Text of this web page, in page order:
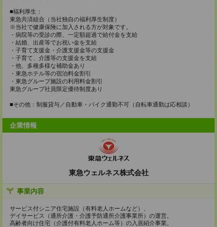
■福利厚生：
東急共済組合（当社独自の福利厚生制度）
※当社で健康保険に加入される方が対象です。
・病院等の受診の際、一定額超過で給付金を支給
・結婚、出産等でお祝い金を支給
・子育て支援金・介護支援金等の支援金
・子育て、介護等の支援金を支給
・他、多種多様な補助金あり
・東急ホテル等の宿泊料金割引
・東急グループ施設の利用料金割引
東急グループ社員限定優待制度あり
■その他：制服貸与／自動車・バイク通勤不可（自転車通勤は応相談）
企業情報
東急ウェルネス株式会社
事業内容
サービス付シニア住宅施設（有料老人ホームなど）、
デイサービス（通所介護・介護予防通所介護事業所）の運営。
高齢者向け住宅（介護付有料老人ホーム等）の入居紹介事業。